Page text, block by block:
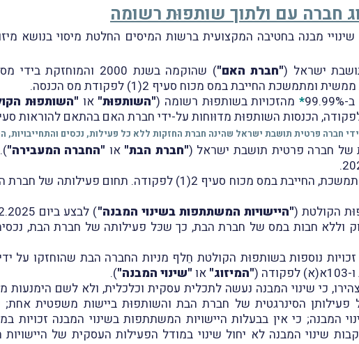
חברה עם ולתוך שותפוּת רשומה
מחלקת שינויי מבנה בחטיבה המקצועית ברשות המיסים החלטת מיסוי
ישראל ("חברת האם") שהוקמה בשנת 2000 והמוחזקת בידי מספר בעלי מניות יחידים תושבי ישראל (
החייבת במס מכוח סעיף 2(1) לפקודת מס הכנסה.
*מהזכויות בשותפוּת רשומה ("השותפוּת" או "השותפוּת
של חברה פרטית תושבת ישראל ("חברת הבת" או "החברה המעבירה"
לחברת הבת פעילות עסקית ממשית ומתמשכת, החייבת במס מכוח
הקולטת ("היישויות המשתתפות בשינוי המבנה"
וללא חבות במס של חברת הבת, כך שכּל פעילותה של חברת הבת, נכסיה,
נוספות בשותפוּת הקולטת חֵלף מניות החברה הבת שהוחזקו על
"המיזוג" או "שינוי המבנה").
כי שינוי המבנה נעשה לתכלית עסקית וכלכלית, ולא לשם
פעילותן הסינרגטית של חברת הבת והשותפוּת ביישות משפטית אחת;
המבנה; כי אין בבעלות היישויות המשתתפות בשינוי המבנה זכויות
כי בעקבות שינוי המבנה לא יחול שינוי במודל הפעילות העסקית של